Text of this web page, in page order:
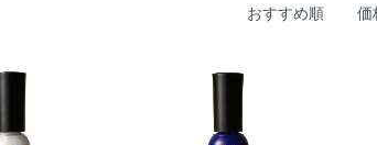
おすすめ順 価